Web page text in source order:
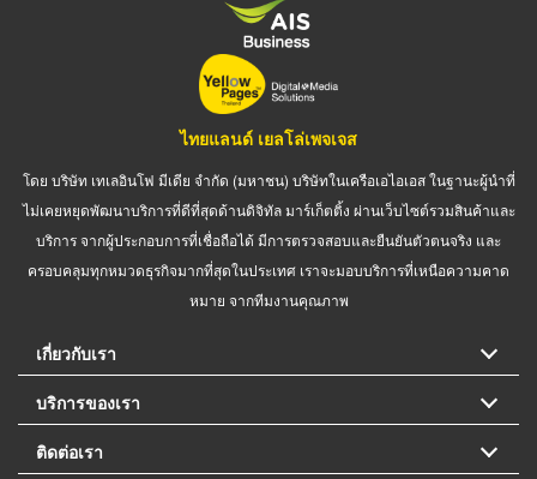
ไทยแลนด์ เยลโล่เพจเจส
โดย บริษัท เทเลอินโฟ มีเดีย จำกัด (มหาชน) บริษัทในเครือเอไอเอส ในฐานะผู้นำที่
ไม่เคยหยุดพัฒนาบริการที่ดีที่สุดด้านดิจิทัล มาร์เก็ตติ้ง ผ่านเว็บไซต์รวมสินค้าและ
บริการ จากผู้ประกอบการที่เชื่อถือได้ มีการตรวจสอบและยืนยันตัวตนจริง และ
ครอบคลุมทุกหมวดธุรกิจมากที่สุดในประเทศ เราจะมอบบริการที่เหนือความคาด
หมาย จากทีมงานคุณภาพ
เกี่ยวกับเรา
บริการของเรา
ติดต่อเรา